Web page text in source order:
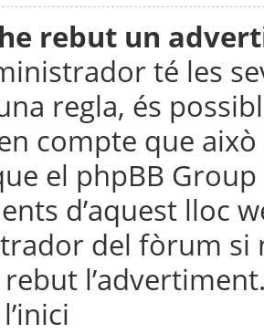
rebut un
té les
regla, és
compte que
el phpBB
d’aquest lloc
del fòrum